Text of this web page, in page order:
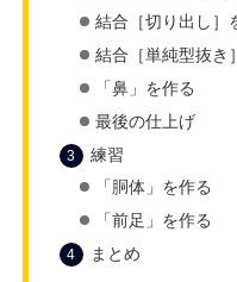
結合［切り出し］
結合［単純型抜き
「鼻」を作る
最後の仕上げ
練習
「胴体」を作る
「前足」を作る
まとめ